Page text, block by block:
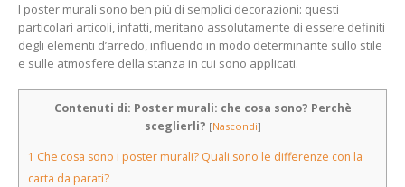
I poster murali sono ben più di semplici decorazioni: questi
particolari articoli, infatti, meritano assolutamente di essere definiti
degli elementi d’arredo, influendo in modo determinante sullo stile
e sulle atmosfere della stanza in cui sono applicati.
Contenuti di: Poster murali: che cosa sono? Perchè
sceglierli? [Nascondi]
1 Che cosa sono i poster murali? Quali sono le differenze con la
carta da parati?